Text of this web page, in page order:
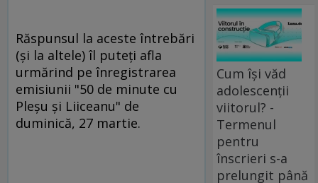
Răspunsul la aceste întrebări
(și la altele) îl puteți afla
urmărind pe înregistrarea
emisiunii "50 de minute cu
Pleșu și Liiceanu" de
duminică, 27 martie.
Cum își văd
adolescenții
viitorul? -
Termenul
pentru
înscrieri s-a
prelungit până